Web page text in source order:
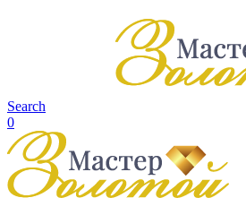
Search
0